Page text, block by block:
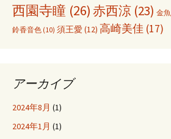
西園寺瞳 (26)赤西涼 (23) 金魚
鈴香音色 (10) 須王愛 (12) 高崎美佳 (17)
アーカイブ
2024年8月 (1)
2024年1月 (1)